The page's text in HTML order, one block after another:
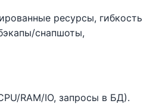
ресурсы, гибкость
снапшоты,
RAM/IO, запросы в БД).